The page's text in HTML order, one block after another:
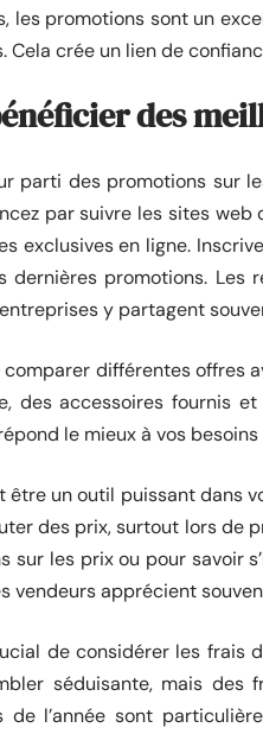
les promotions sont un
Cela crée un lien de
des
parti des promotions sur
par suivre les sites
exclusives en ligne.
dernières promotions. Les
y partagent
comparer différentes offres
des accessoires fournis
le mieux à vos
être un outil puissant dans
des prix, surtout lors de
sur les prix ou pour savoir
vendeurs apprécient
de considérer les frais
séduisante, mais des
de l’année sont